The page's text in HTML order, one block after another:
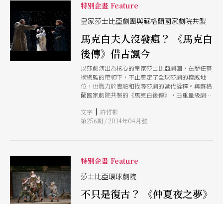
特別企畫 Feature
皇家莎士比亞劇團與蘇格蘭國家劇院共製
馬克白夫人沒發瘋？ 《馬克白
後傳》借古諷今
以莎劇演出為核心的皇家莎士比亞劇團，在歷任藝
術總監的帶領下，不止奠定了全球莎劇的權威地
位，也戮力於實驗和找尋莎劇的當代詮釋。與蘇格
蘭國家劇院共製的《馬克白後傳》，由重量級劇作
的寓言，連結當代觀眾對於浮動、不確定的國際情
勢中，人民如何安身的自我詰問。
文字 | 許哲彬
第256期 / 2014年04月號
特別企畫 Feature
莎士比亞環球劇院
不只是復古？ 《仲夏夜之夢》